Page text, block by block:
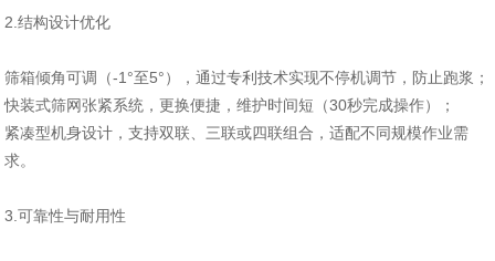
2.结构设计优化‌
筛箱倾角可调（-1°至5°），通过专利技术实现不停机调节，防止跑浆‌；
快装式筛网张紧系统，更换便捷，维护时间短（30秒完成操作）‌；
紧凑型机身设计，支持双联、三联或四联组合，适配不同规模作业需
求‌。
3.可靠性与耐用性‌